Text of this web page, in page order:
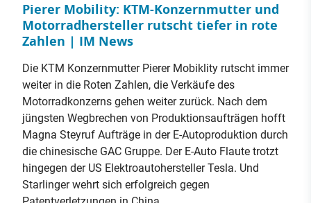
Pierer Mobility: KTM-Konzernmutter und
Motorradhersteller rutscht tiefer in rote
Zahlen | IM News
Die KTM Konzernmutter Pierer Mobiklity rutscht immer
weiter in die Roten Zahlen, die Verkäufe des
Motorradkonzerns gehen weiter zurück. Nach dem
jüngsten Wegbrechen von Produktionsaufträgen hofft
Magna Steyruf Aufträge in der E-Autoproduktion durch
die chinesische GAC Gruppe. Der E-Auto Flaute trotzt
hingegen der US Elektroautohersteller Tesla. Und
Starlinger wehrt sich erfolgreich gegen